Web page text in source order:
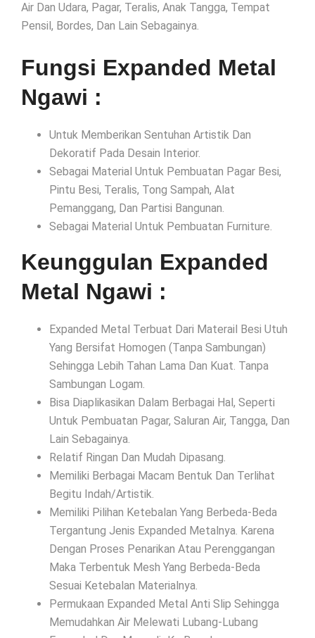
Air Dan Udara, Pagar, Teralis, Anak Tangga, Tempat
Pensil, Bordes, Dan Lain Sebagainya.
Fungsi Expanded Metal
Ngawi :
Untuk Memberikan Sentuhan Artistik Dan
Dekoratif Pada Desain Interior.
Sebagai Material Untuk Pembuatan Pagar Besi,
Pintu Besi, Teralis, Tong Sampah, Alat
Pemanggang, Dan Partisi Bangunan.
Sebagai Material Untuk Pembuatan Furniture.
Keunggulan Expanded
Metal Ngawi :
Expanded Metal Terbuat Dari Materail Besi Utuh
Yang Bersifat Homogen (Tanpa Sambungan)
Sehingga Lebih Tahan Lama Dan Kuat. Tanpa
Sambungan Logam.
Bisa Diaplikasikan Dalam Berbagai Hal, Seperti
Untuk Pembuatan Pagar, Saluran Air, Tangga, Dan
Lain Sebagainya.
Relatif Ringan Dan Mudah Dipasang.
Memiliki Berbagai Macam Bentuk Dan Terlihat
Begitu Indah/Artistik.
Memiliki Pilihan Ketebalan Yang Berbeda-Beda
Tergantung Jenis Expanded Metalnya. Karena
Dengan Proses Penarikan Atau Perenggangan
Maka Terbentuk Mesh Yang Berbeda-Beda
Sesuai Ketebalan Materialnya.
Permukaan Expanded Metal Anti Slip Sehingga
Memudahkan Air Melewati Lubang-Lubang